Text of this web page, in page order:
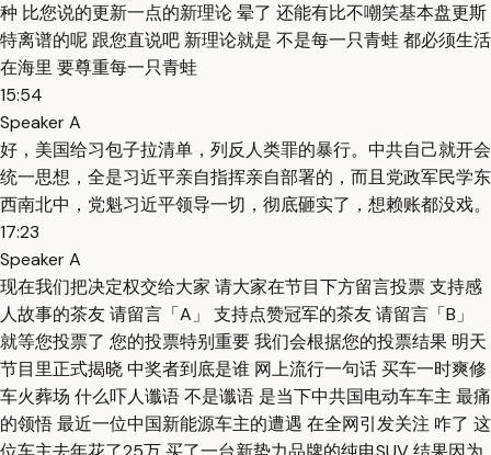
种 比您说的更新一点的新理论 晕了 还能有比不嘲笑基本盘更斯
特离谱的呢 跟您直说吧 新理论就是 不是每一只青蛙 都必须生活
在海里 要尊重每一只青蛙
15:54
Speaker A
好，美国给习包子拉清单，列反人类罪的暴行。中共自己就开会
统一思想，全是习近平亲自指挥亲自部署的，而且党政军民学东
西南北中，党魁习近平领导一切，彻底砸实了，想赖账都没戏。
17:23
Speaker A
现在我们把决定权交给大家 请大家在节目下方留言投票 支持感
人故事的茶友 请留言「A」 支持点赞冠军的茶友 请留言「B」
就等您投票了 您的投票特别重要 我们会根据您的投票结果 明天
节目里正式揭晓 中奖者到底是谁 网上流行一句话 买车一时爽修
车火葬场 什么吓人谶语 不是谶语 是当下中共国电动车车主 最痛
的领悟 最近一位中国新能源车主的遭遇 在全网引发关注 咋了 这